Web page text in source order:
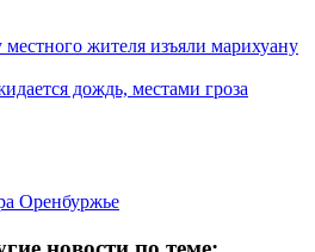
жителя изъяли марихуану
дождь, местами гроза
Оренбуржье